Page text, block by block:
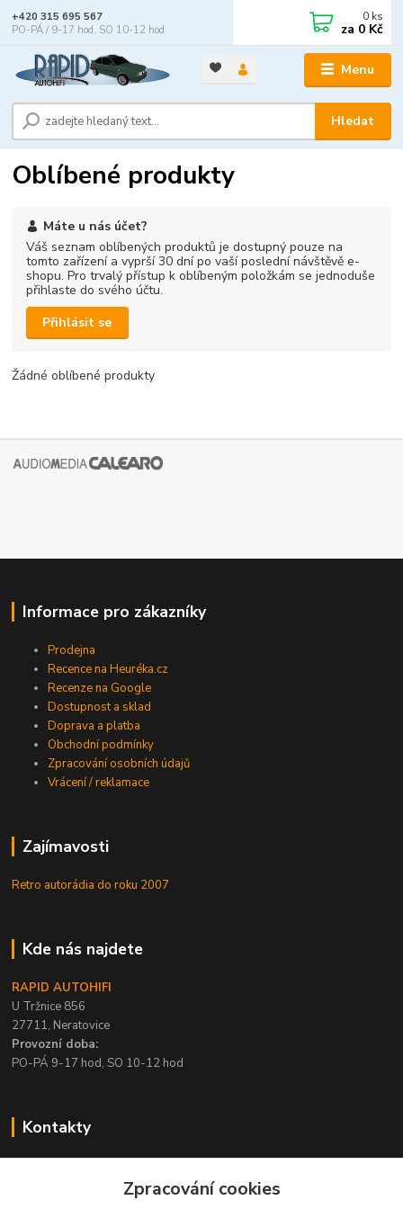
Menu
Hledat
+420 315 695 567
PO-PÁ / 9-17 hod, SO 10-12 hod
0 ks
za 0 Kč
Oblíbené produkty
Máte u nás účet?
Váš seznam oblíbených produktů je dostupný pouze na
tomto zařízení a vyprší 30 dní po vaší poslední návštěvě e-
shopu. Pro trvalý přístup k oblíbeným položkám se jednoduše
přihlaste do svého účtu.
Přihlásit se
Žádné oblíbené produkty
Informace pro zákazníky
Prodejna
Recence na Heuréka.cz
Recenze na Google
Dostupnost a sklad
Doprava a platba
Obchodní podmínky
Zpracování osobních údajů
Vrácení / reklamace
Zajímavosti
Retro autorádia do roku 2007
Kde nás najdete
RAPID AUTOHIFI
U Tržnice 856
27711, Neratovice
Provozní doba:
PO-PÁ 9-17 hod, SO 10-12 hod
Kontakty
PO-PÁ / 9-17 hod, SO 10-12 hodZpracování cookies